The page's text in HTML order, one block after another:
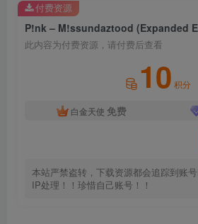
此内容为付费资源，请付费后查看
10 积分
白金天使 免费
本站严禁盗转，下载资源都会追踪到账
IP处理！！珍惜自己账号！！
付费资源